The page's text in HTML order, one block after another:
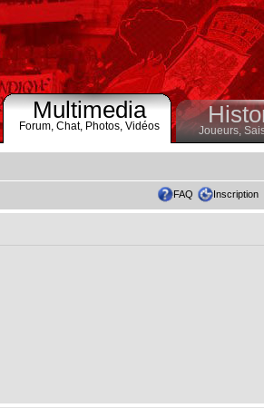
Multimedia
Forum, Chat, Photos, Vidéos Joueurs,
FAQ Inscription